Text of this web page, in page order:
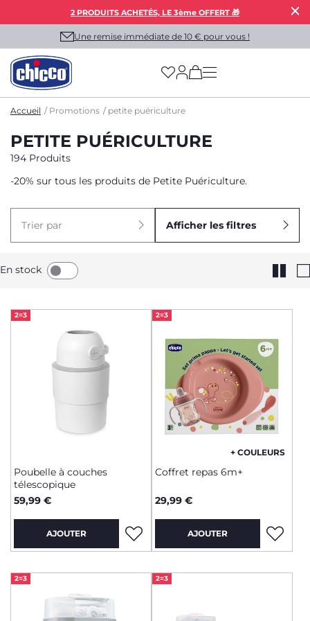
2 PRODUITS ACHETÉS, LE 3ème OFFERT 🎁
Une remise immédiate de 10 € pour vous !
(has more options
Accueil Promotions petite puériculture
PETITE PUÉRICULTURE
194 Produits
-20% sur tous les produits de Petite Puériculture.
Trier par Afficher les filtres
En stock
2=3
Poubelle à couches
télescopique
59,99 €
AJOUTER
2=3
+ COULEURS
Coffret repas 6m+
29,99 €
AJOUTER
2=3 2=3